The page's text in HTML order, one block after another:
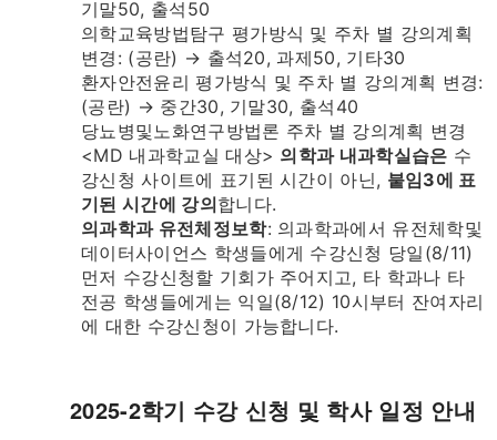
기말50, 출석50
의학교육방법탐구 평가방식 및 주차 별 강의계획
변경: (공란) → 출석20, 과제50, 기타30
환자안전윤리 평가방식 및 주차 별 강의계획 변경:
(공란) → 중간30, 기말30, 출석40
당뇨병및노화연구방법론 주차 별 강의계획 변경
<MD 내과학교실 대상> 의학과 내과학실습은 수
강신청 사이트에 표기된 시간이 아닌, 붙임3에 표
기된 시간에 강의합니다.
의과학과 유전체정보학: 의과학과에서 유전체학및
데이터사이언스 학생들에게 수강신청 당일(8/11)
먼저 수강신청할 기회가 주어지고, 타 학과나 타
전공 학생들에게는 익일(8/12) 10시부터 잔여자리
에 대한 수강신청이 가능합니다.
2025-2학기 수강 신청 및 학사 일정 안내